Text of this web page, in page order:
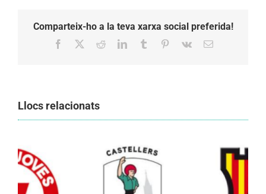
Comparteix-ho a la teva xarxa social preferida!
Facebook RedditLinkedInTumblr Pinterest
Vk Email:
Llocs relacionats